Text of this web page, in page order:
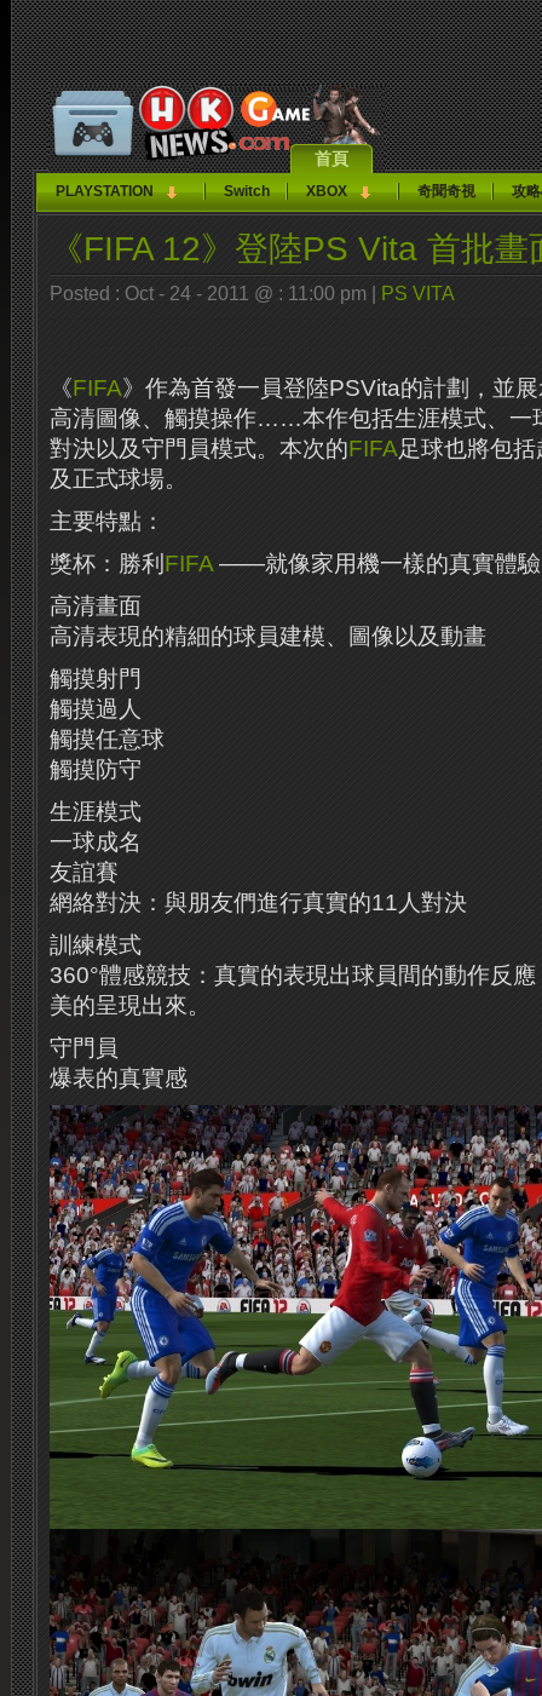
首頁
PLAYSTATION Switch XBOX 奇聞奇視 攻
《FIFA 12》登陸PS Vita 首批畫
Posted : Oct - 24 - 2011 @ : 11:00 pm | PS VITA
《FIFA》作為首發一員登陸PSVita的計劃，並
高清圖像、觸摸操作……本作包括生涯模式、一
對決以及守門員模式。 本次的FIFA足球也將包
及正式球場。
主要特點：
獎杯：勝利 FIFA ——就像家用機一樣的真實體驗
高清畫面
高清表現的精細的球員建模、圖像以及動畫
觸摸射門
觸摸過人
觸摸任意球
觸摸防守
生涯模式
一球成名
友誼賽
網絡對決：與朋友們進行真實的11人對決
訓練模式
360°體感競技：真實的表現出球員間的動作反
美的呈現出來。
守門員
爆表的真實感